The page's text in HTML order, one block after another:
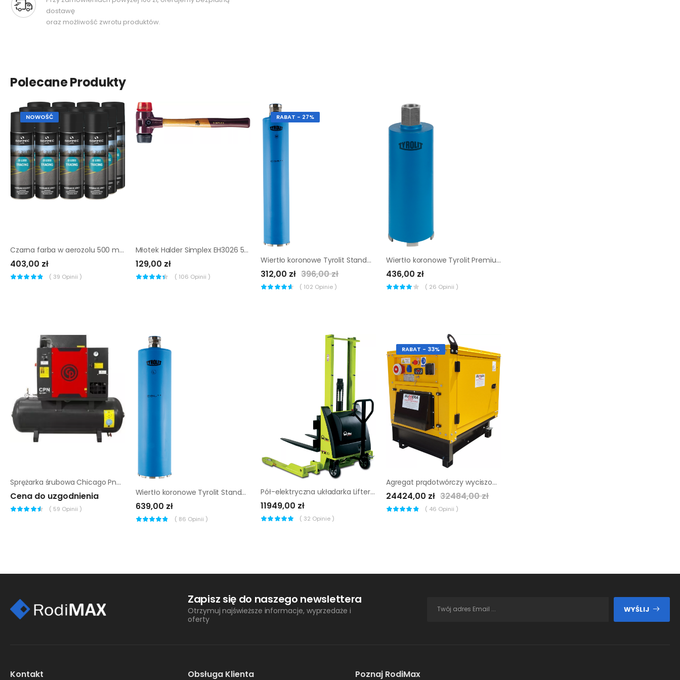
dostawę
oraz możliwość zwrotu produktów.
Polecane Produkty
NOWOŚĆ
Czarna farba w aerozolu 500 ml Soppec Tracing 12 szt.
403,00 zł
( 39 Opinii )
Młotek Halder Simplex EH3026 50 mm (plastik + gumy)
129,00 zł
( 106 Opinii )
RABAT - 27%
Wiertło koronowe Tyrolit Standard CDM 102 mm
312,00 zł 396,00 zł
( 102 Opinie )
Wiertło koronowe Tyrolit Premium DDL TGD 112 mm (8 mm)
436,00 zł
( 26 Opinii )
Sprężarka śrubowa Chicago Pneumatic CPN 3-08-400 D_200L
Cena do uzgodnienia
( 59 Opinii )
Wiertło koronowe Tyrolit Standard CDL 202 mm
639,00 zł
( 86 Opinii )
Pół-elektryczna układarka Lifter by Pramac TX 10/20 1150x560
11949,00 zł
( 32 Opinie )
RABAT - 33%
Agregat prądotwórczy wyciszony sumera motor smg-12me-ks-avr
24424,00 zł 32484,00 zł
( 46 Opinii )
Zapisz się do naszego newslettera
Otrzymuj najświeższe informacje, wyprzedaże i
oferty
WYŚLIJ
Kontakt Obsługa Klienta Poznaj RodiMax